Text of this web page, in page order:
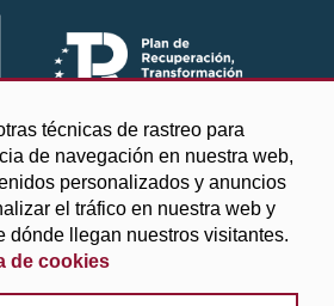
técnicas de rastreo para
de navegación en nuestra web,
personalizados y anuncios
el tráfico en nuestra web y
dónde llegan nuestros visitantes.
de cookies
de Granada